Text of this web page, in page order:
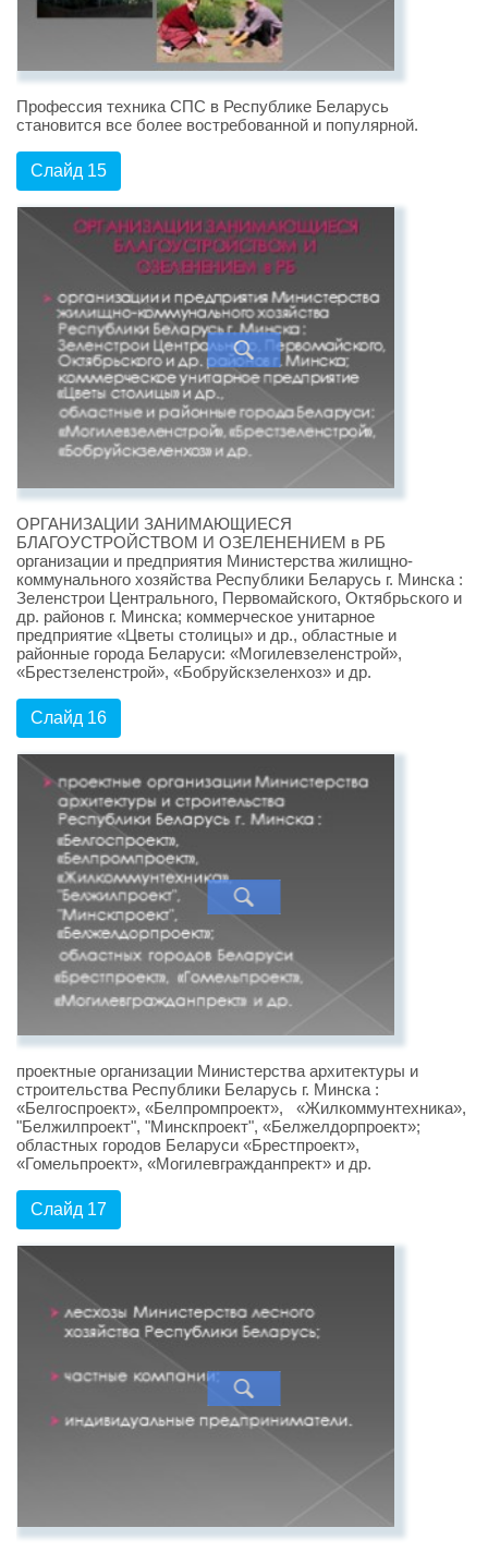
Профессия техника СПС в Республике Беларусь
становится все более востребованной и популярной.
Слайд 15
ОРГАНИЗАЦИИ ЗАНИМАЮЩИЕСЯ
БЛАГОУСТРОЙСТВОМ И ОЗЕЛЕНЕНИЕМ в РБ
организации и предприятия Министерства жилищно-
коммунального хозяйства Республики Беларусь г. Минска :
Зеленстрои Центрального, Первомайского, Октябрьского и
др. районов г. Минска; коммерческое унитарное
предприятие «Цветы столицы» и др., областные и
районные города Беларуси: «Могилевзеленстрой»,
«Брестзеленстрой», «Бобруйскзеленхоз» и др.
Слайд 16
проектные организации Министерства архитектуры и
строительства Республики Беларусь г. Минска :
«Белгоспроект», «Белпромпроект», «Жилкоммунтехника»,
"Белжилпроект", "Минскпроект", «Белжелдорпроект»;
областных городов Беларуси «Брестпроект»,
«Гомельпроект», «Могилевгражданпрект» и др.
Слайд 17